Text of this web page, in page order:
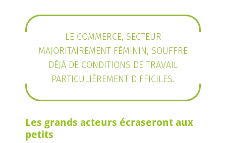
LE COMMERCE, SECTEUR
MAJORITAIREMENT FÉMININ, SOUFFRE
DÉJÀ DE CONDITIONS DE TRAVAIL
PARTICULIÈREMENT DIFFICILES.
Les grands acteurs écraseront aux
petits